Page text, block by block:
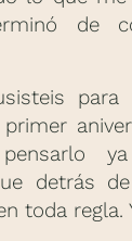
de
detrás
toda regla.